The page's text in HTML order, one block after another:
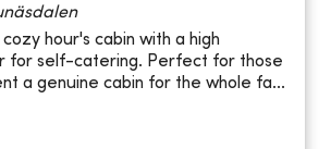
hour's cabin with a high
for self-catering. Perfect for those
a genuine cabin for the whole fa...